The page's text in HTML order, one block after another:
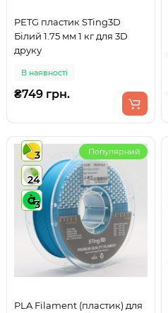
PETG пластик STing3D
Білий 1.75 мм 1 кг для 3D
друку
В наявності
₴749 грн.
3
24
3
Популярний
PLA Filament (пластик) для